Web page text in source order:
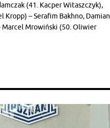
(41. Kacper Witaszczyk),
Kropp) – Serafim Bakhno, Damian
Marcel Mrowiński (50. Oliwier